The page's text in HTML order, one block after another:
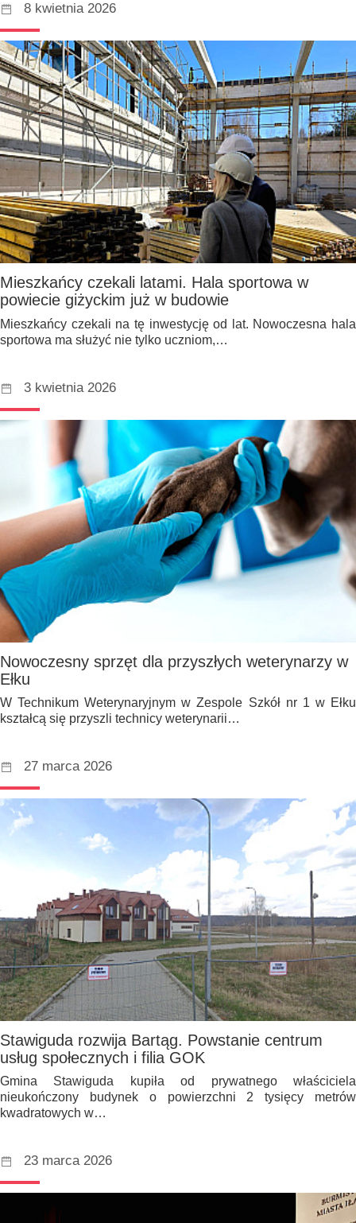
8 kwietnia 2026
Mieszkańcy czekali latami. Hala sportowa w
powiecie giżyckim już w budowie
Mieszkańcy czekali na tę inwestycję od lat. Nowoczesna hala
sportowa ma służyć nie tylko uczniom,…
3 kwietnia 2026
Nowoczesny sprzęt dla przyszłych weterynarzy w
Ełku
W Technikum Weterynaryjnym w Zespole Szkół nr 1 w Ełku
kształcą się przyszli technicy weterynarii…
27 marca 2026
Stawiguda rozwija Bartąg. Powstanie centrum
usług społecznych i filia GOK
Gmina Stawiguda kupiła od prywatnego właściciela
nieukończony budynek o powierzchni 2 tysięcy metrów
kwadratowych w…
23 marca 2026